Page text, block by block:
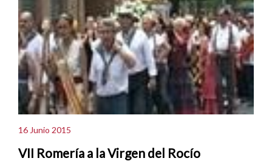
16 Junio 2015
VII Romería a la Virgen del Rocío